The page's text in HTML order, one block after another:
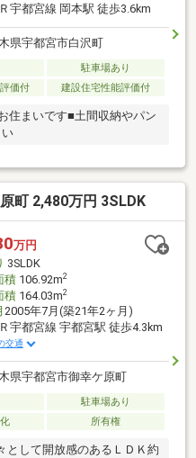
Ｒ宇都宮線 岡本駅 徒歩3.6km
県宇都宮市白沢町
駐車場あり
価付 建設住宅性能評価付
住まいです■土間収納やパン
町 2,480万円 3SLDK
万円
3SLDK
積106.92m2
積164.03m2
2005年7月(築21年2ヶ月)
宇都宮線 宇都宮駅 徒歩4.3km
交通
県宇都宮市御幸ケ原町
駐車場あり
所有権
として開放感のあるＬＤＫ約